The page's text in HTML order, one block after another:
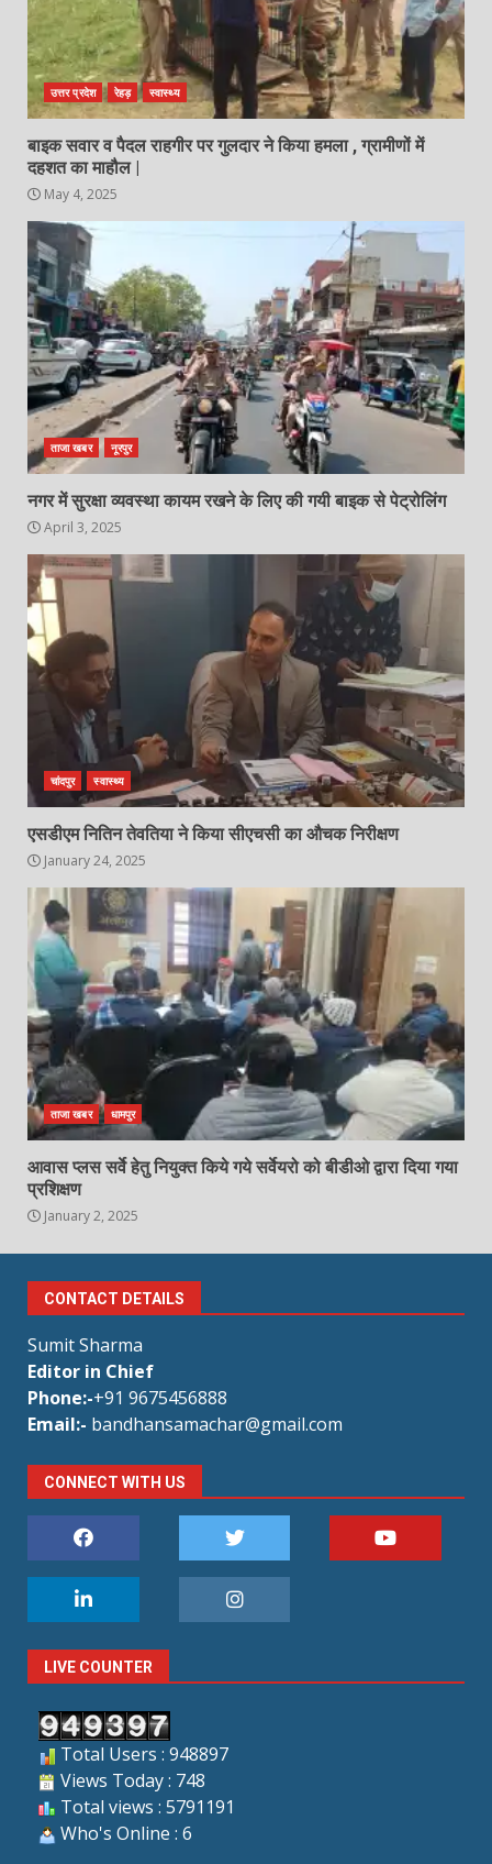
उत्तर प्रदेश रेहड़ स्वास्थ्य
बाइक सवार व पैदल राहगीर पर गुलदार ने किया हमला , ग्रामीणों में
दहशत का माहौल |
May 4, 2025
ताजा खबर नूरपुर
नगर में सुरक्षा व्यवस्था कायम रखने के लिए की गयी बाइक से पेट्रोलिंग
April 3, 2025
चांदपुर स्वास्थ्य
एसडीएम नितिन तेवतिया ने किया सीएचसी का औचक निरीक्षण
January 24, 2025
ताजा खबर धामपुर
आवास प्लस सर्वे हेतु नियुक्त किये गये सर्वेयरो को बीडीओ द्वारा दिया गया
प्रशिक्षण
January 2, 2025
CONTACT DETAILS
Sumit Sharma
Editor in Chief
Phone:-+91 9675456888
Email:- bandhansamachar@gmail.com
CONNECT WITH US
LIVE COUNTER
Total Users : 948897
Views Today : 748
Total views : 5791191
Who's Online : 6